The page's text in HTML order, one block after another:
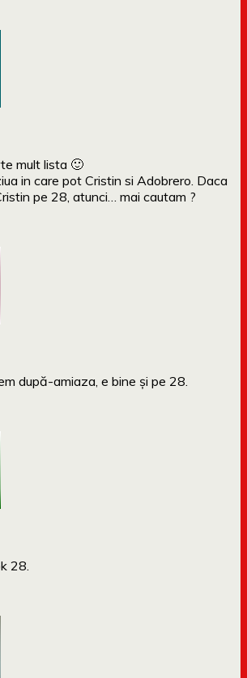
mult lista 🙂
in care pot Cristin si Adobrero. Daca
pe 28, atunci… mai cautam ?
după-amiaza, e bine și pe 28.
28.